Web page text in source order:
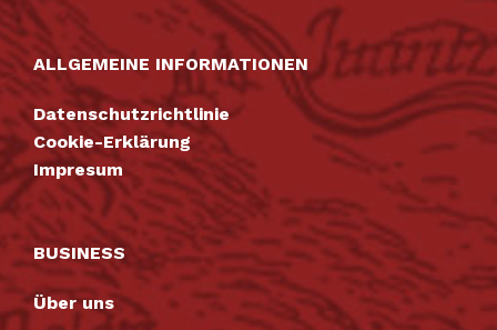
ALLGEMEINE INFORMATIONEN
Datenschutzrichtlinie
Cookie-Erklärung
Impresum
BUSINESS
Über uns